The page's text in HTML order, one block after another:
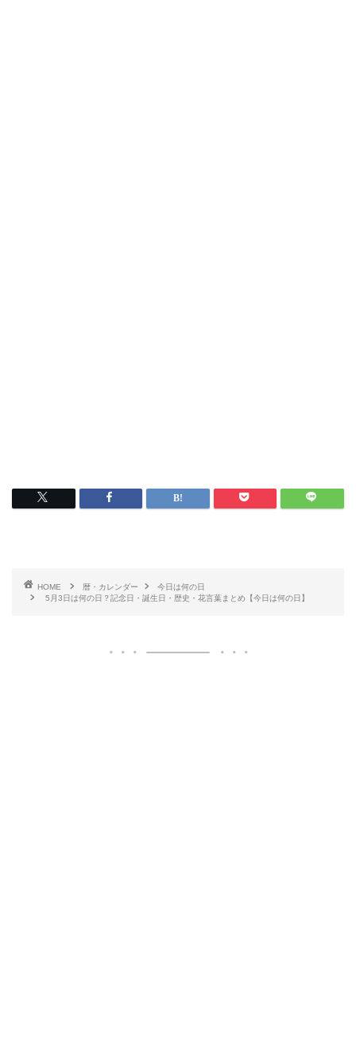
HOME 暦・カレンダー
今日は何の日
5月3日は何の日？記念日・誕生日・歴史・花言葉まとめ【今日は何の日】